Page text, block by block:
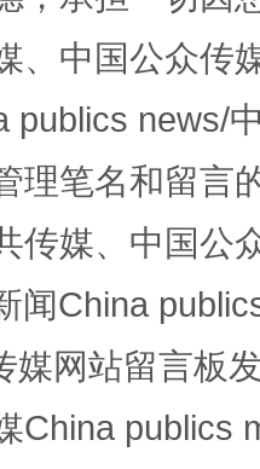
、中国公众传
publics news/
理笔名和留言
传媒、中国公
闻China
媒网站留言板
China publics